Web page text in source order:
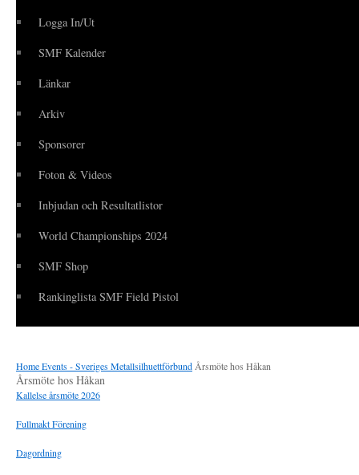
Logga In/Ut
SMF Kalender
Länkar
Arkiv
Sponsorer
Foton & Videos
Inbjudan och Resultatlistor
World Championships 2024
SMF Shop
Rankinglista SMF Field Pistol
HomeEvents - Sveriges Metallsilhuettförbund Årsmöte hos Håkan
Årsmöte hos Håkan
Kallelse årsmöte 2026
Fullmakt Förening
Dagordning